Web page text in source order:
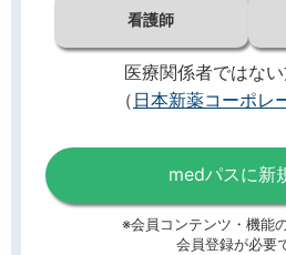
看護師
医療関係者ではな
（ 日本新薬コーポレ
medパスに新
※会員コンテンツ・機能
会員登録が必要